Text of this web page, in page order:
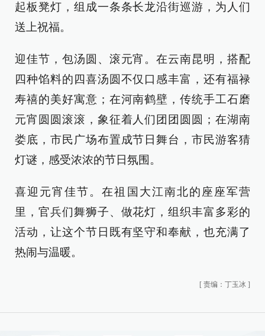
起板凳灯，组成一条条长龙沿街巡游，为人们
送上祝福。
迎佳节，包汤圆、滚元宵。在云南昆明，搭配
四种馅料的四喜汤圆不仅口感丰富，还有福禄
寿禧的美好寓意；在河南鹤壁，传统手工石磨
元宵圆圆滚滚，象征着人们团团圆圆；在湖南
娄底，市民广场布置成节日舞台，市民游客猜
灯谜，感受浓浓的节日氛围。
喜迎元宵佳节。在祖国大江南北的座座军营
里，官兵们舞狮子、做花灯，组织丰富多彩的
活动，让这个节日既有坚守和奉献，也充满了
热闹与温暖。
[ 责编：丁玉冰 ]